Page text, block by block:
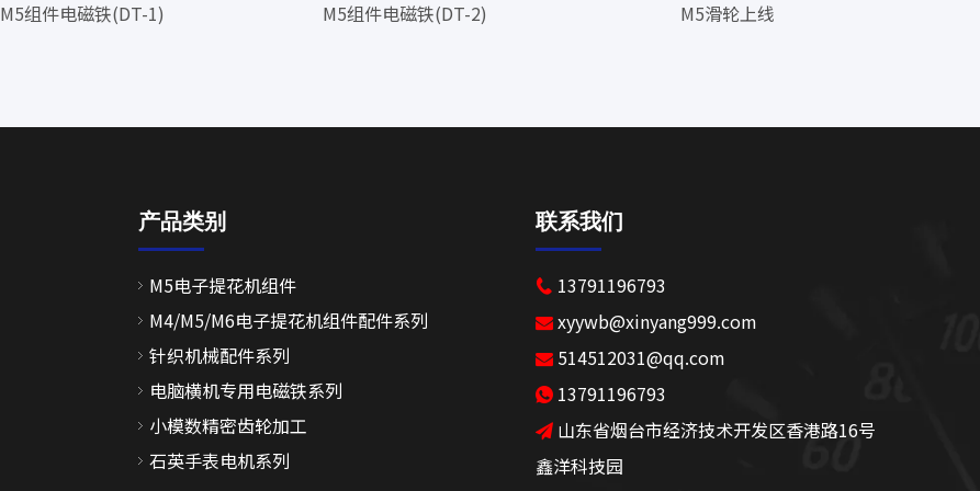
M5组件电磁铁(DT-1) M5组件电磁铁(DT-2) M5滑轮上线
产品类别
M5电子提花机组件
M4/M5/M6电子提花机组件配件系列
针织机械配件系列
电脑横机专用电磁铁系列
小模数精密齿轮加工
石英手表电机系列
联系我们
 13791196793
 xyywb@xinyang999.com
 514512031@qq.com
 13791196793
山东省烟台市经济技术开发区香港路16号
鑫洋科技园